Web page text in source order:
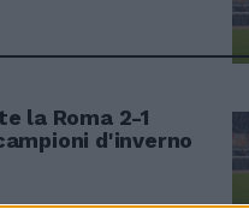
la Roma 2-1
d'inverno